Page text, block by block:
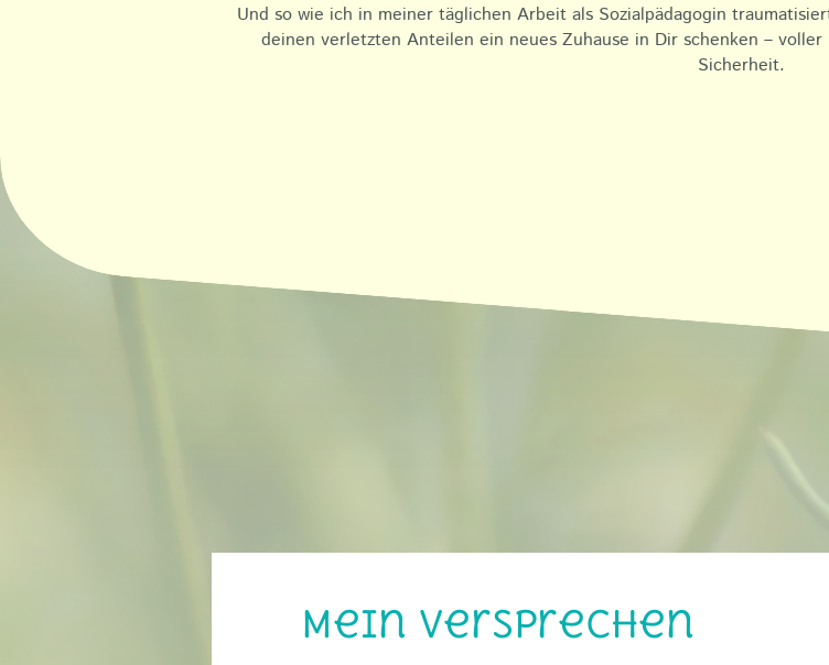
Und so wie ich in meiner täglichen Arbeit als Sozialpädagogin
deinen verletzten Anteilen ein neues Zuhause in Dir schenken –
Sicherheit.
Mein Versprechen